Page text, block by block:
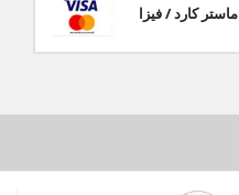
ماستر كارد / فيزا